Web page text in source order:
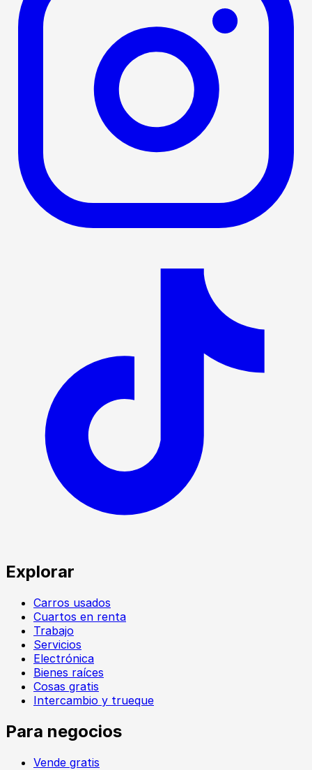
Explorar
Carros usados
Cuartos en renta
Trabajo
Servicios
Electrónica
Bienes raíces
Cosas gratis
Intercambio y trueque
Para negocios
Vende gratis